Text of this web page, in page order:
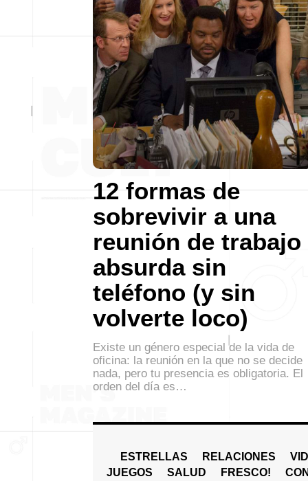
12 formas de
sobrevivir a una
reunión de trabajo
absurda sin
teléfono (y sin
volverte loco)
Existe un género especial de la vida de
oficina: la reunión en la que no se decide
nada, pero tu presencia es obligatoria. El
orden del día es…
ESTRELLAS RELACIONES
JUEGOS
SALUD FRESCO!